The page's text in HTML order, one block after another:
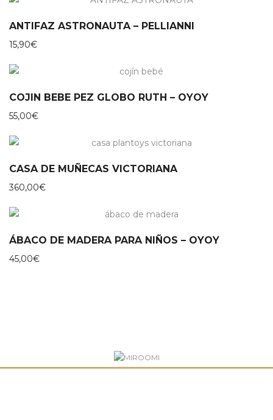
ANTIFAZ ASTRONAUTA – PELLIANNI
15,90€
COJIN BEBE PEZ GLOBO RUTH – OYOY
55,00€
CASA DE MUÑECAS VICTORIANA
360,00€
ÁBACO DE MADERA PARA NIÑOS – OYOY
45,00€